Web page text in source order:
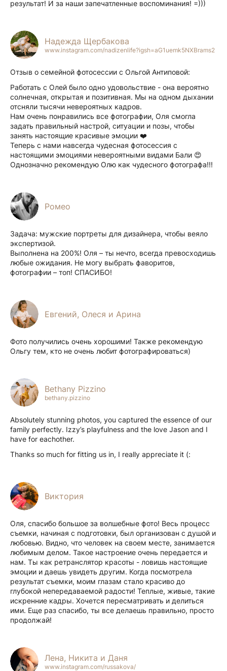
результат! И за наши запечатленные воспоминания! =)))
Надежда Щербакова
www.instagram.com/nadizenlife?igsh=aG1uemk5NXBrams2
Отзыв о семейной фотосессии с Ольгой Антиповой:
Работать с Олей было одно удовольствие - она вероятно
солнечная, открытая и позитивная. Мы на одном дыхании
отсняли тысячи невероятных кадров.
Нам очень понравились все фотографии, Оля смогла
задать правильный настрой, ситуации и позы, чтобы
занять настоящие красивые эмоции ❤️
Теперь с нами навсегда чудесная фотосессия с
настоящими эмоциями невероятными видами Бали 😍
Однозначно рекомендую Олю как чудесного фотографа!!!
Ромео
Задача: мужские портреты для дизайнера, чтобы веяло
экспертизой.
Выполнена на 200%! Оля – ты нечто, всегда превосходишь
любые ожидания. Не могу выбрать фаворитов,
фотографии – топ! СПАСИБО!
Евгений, Олеся и Арина
Фото получились очень хорошими! Также рекомендую
Ольгу тем, кто не очень любит фотографироваться)
Bethany Pizzino
bethany.pizzino
Absolutely stunning photos, you captured the essence of our
family perfectly. Izzy’s playfulness and the love Jason and I
have for eachother.
Thanks so much for fitting us in, I really appreciate it (:
Виктория
Оля, спасибо большое за волшебные фото! Весь процесс
съемки, начиная с подготовки, был организован с душой и
любовью. Видно, что человек на своем месте, занимается
любимым делом. Такое настроение очень передается и
нам. Ты как ретранслятор красоты - ловишь настоящие
эмоции и даешь увидеть другим. Когда посмотрела
результат съемки, моим глазам стало красиво до
глубокой непередаваемой радости! Теплые, живые, такие
искренние кадры. Хочется пересматривать и делиться
ими. Еще раз спасибо, ты все делаешь правильно, просто
продолжай!
Лена, Никита и Даня
www.instagram.com/russakova/